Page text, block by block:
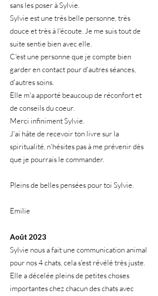
sans les poser à Sylvie.
Sylvie est une très belle personne, très
douce et très à l'écoute. Je me suis tout de
suite sentie bien avec elle.
C'est une personne que je compte bien
garder en contact pour d'autres séances,
d'autres soins.
Elle m'a apporté beaucoup de réconfort et
de conseils du coeur.
Merci infiniment Sylvie.
J'ai hâte de recevoir ton livre sur la
spiritualité, n'hésites pas à me prévenir dès
que je pourrais le commander.
Pleins de belles pensées pour toi Sylvie.
Emilie
Août 2023
Sylvie nous a fait une communication animal
pour nos 4 chats, cela s'est révélé très juste.
Elle a décelée pleins de petites choses
importantes chez chacun des chats avec